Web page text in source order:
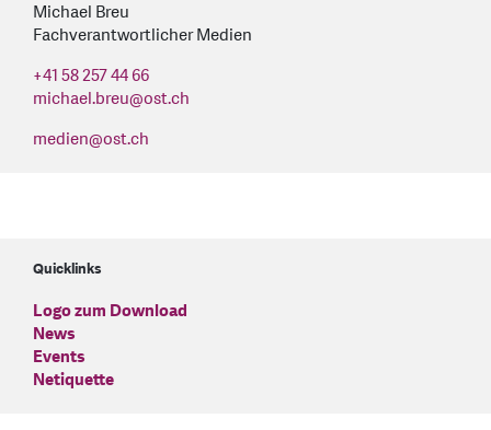
Michael Breu
Fachverantwortlicher Medien
+41 58 257 44 66
michael.breu@ost.ch
medien@ost.ch
Quicklinks
Logo zum Download
News
Events
Netiquette